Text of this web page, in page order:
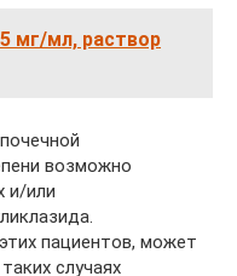
мг/мл, раствор
возможно
и/или
пациентов, может
случаях